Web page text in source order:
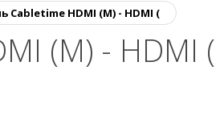
Cabletime HDMI (M) - HDMI (
(M) - HDMI (